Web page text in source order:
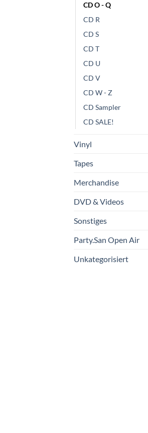
CD O - Q
CD R
CD S
CD T
CD U
CD V
CD W - Z
CD Sampler
CD SALE!
Vinyl
Tapes
Merchandise
DVD & Videos
Sonstiges
Party.San Open Air
Unkategorisiert